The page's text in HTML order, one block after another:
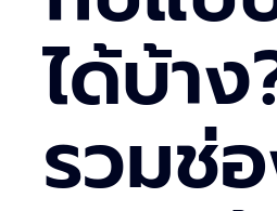
ได้บ้าง
รวมช่